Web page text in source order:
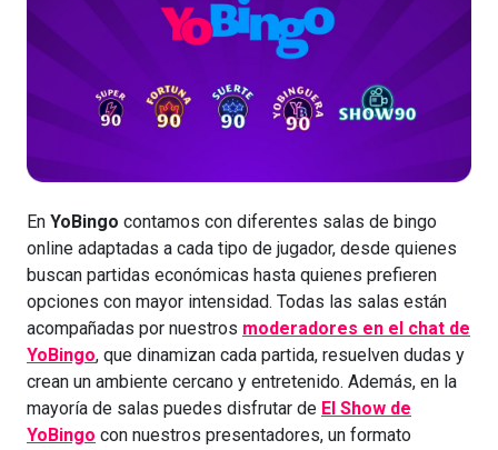
En YoBingo contamos con diferentes salas de bingo
online adaptadas a cada tipo de jugador, desde quienes
buscan partidas económicas hasta quienes prefieren
opciones con mayor intensidad. Todas las salas están
acompañadas por nuestros moderadores en el chat de
YoBingo, que dinamizan cada partida, resuelven dudas y
crean un ambiente cercano y entretenido. Además, en la
mayoría de salas puedes disfrutar de El Show de
YoBingo con nuestros presentadores, un formato